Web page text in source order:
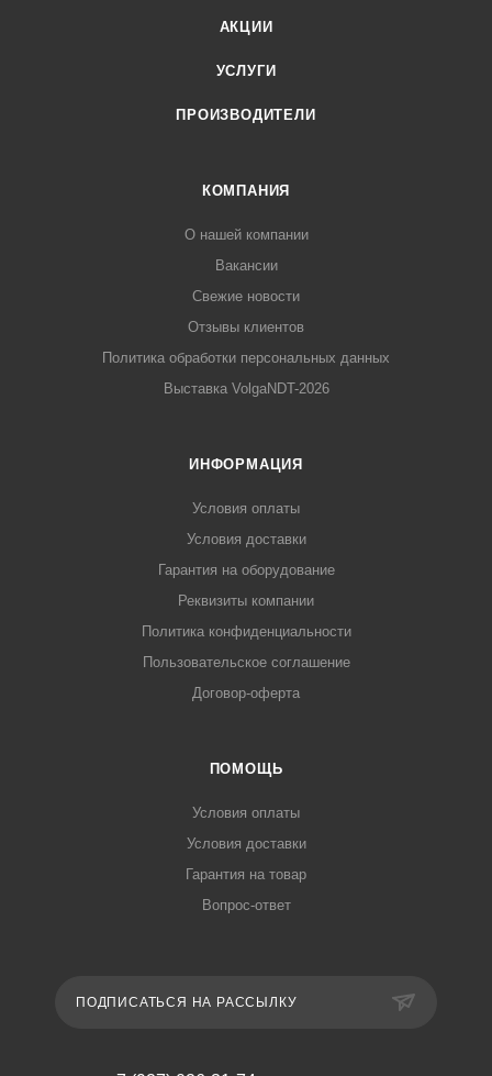
АКЦИИ
УСЛУГИ
ПРОИЗВОДИТЕЛИ
КОМПАНИЯ
О нашей компании
Вакансии
Свежие новости
Отзывы клиентов
Политика обработки персональных данных
Выставка VolgaNDT-2026
ИНФОРМАЦИЯ
Условия оплаты
Условия доставки
Гарантия на оборудование
Реквизиты компании
Политика конфиденциальности
Пользовательское соглашение
Договор-оферта
ПОМОЩЬ
Условия оплаты
Условия доставки
Гарантия на товар
Вопрос-ответ
ПОДПИСАТЬСЯ НА РАССЫЛКУ